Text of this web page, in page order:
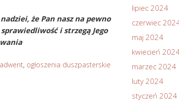
że Pan nasz na pewno
i strzegą Jego
adwent, ogłoszenia duszpasterskie
lipiec 2024
czerwiec
maj 2024
kwiecień
marzec 2024
luty 2024
styczeń 2024